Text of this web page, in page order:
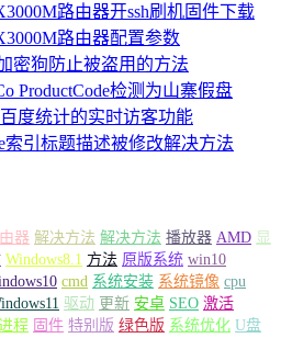
路由器开ssh刷机固件下载
路由器配置参数
密狗防止被盗用的方法
ProductCode检测为山寨假盘
度统计的实时访客功能
索引标题描述被修改解决方法
器 解决方法 解决方法 播放器 AMD 显
Windows8.1 方法 原版系统 win10
cmd 系统安装 系统镜像 cpu
驱动 更新 安卓 SEO 激活
程 固件 特别版 绿色版 系统优化 U盘